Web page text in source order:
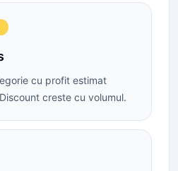
cu profit estimat
creste cu volumul.